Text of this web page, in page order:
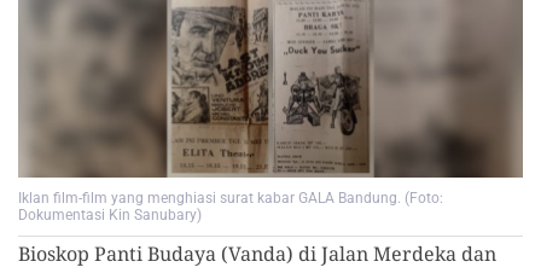
Iklan film-film yang menghiasi surat kabar GALA Bandung. (Foto:
Dokumentasi Kin Sanubary)
Bioskop Panti Budaya (Vanda) di Jalan Merdeka dan